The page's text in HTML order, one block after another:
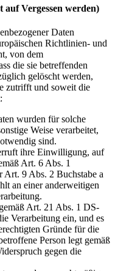
Vergessen werden)
Daten
Richtlinien- und
von dem
die sie betreffenden
gelöscht werden,
zutrifft und soweit die
wurden für solche
Weise verarbeitet,
sind.
ihre Einwilligung, auf
Art. 6 Abs. 1
Art. 9 Abs. 2 Buchstabe a
an einer anderweitigen
Art. 21 Abs. 1 DS-
Verarbeitung ein, und es
Gründe für die
Person legt gemäß
gegen die